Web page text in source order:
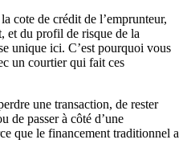
cote de crédit de l’emprunteur,
et du profil de risque de la
unique ici. C’est pourquoi vous
un courtier qui fait ces
une transaction, de rester
de passer à côté d’une
que le financement traditionnel a